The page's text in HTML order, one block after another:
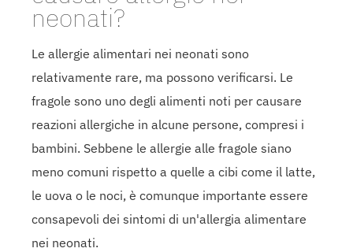
neonati?
Le allergie alimentari nei neonati sono
relativamente rare, ma possono verificarsi. Le
fragole sono uno degli alimenti noti per causare
reazioni allergiche in alcune persone, compresi i
bambini. Sebbene le allergie alle fragole siano
meno comuni rispetto a quelle a cibi come il latte,
le uova o le noci, è comunque importante essere
consapevoli dei sintomi di un'allergia alimentare
nei neonati.